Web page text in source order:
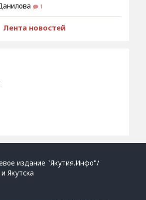
1
Лента новостей
издание "Якутия.Инфо"/
Якутска